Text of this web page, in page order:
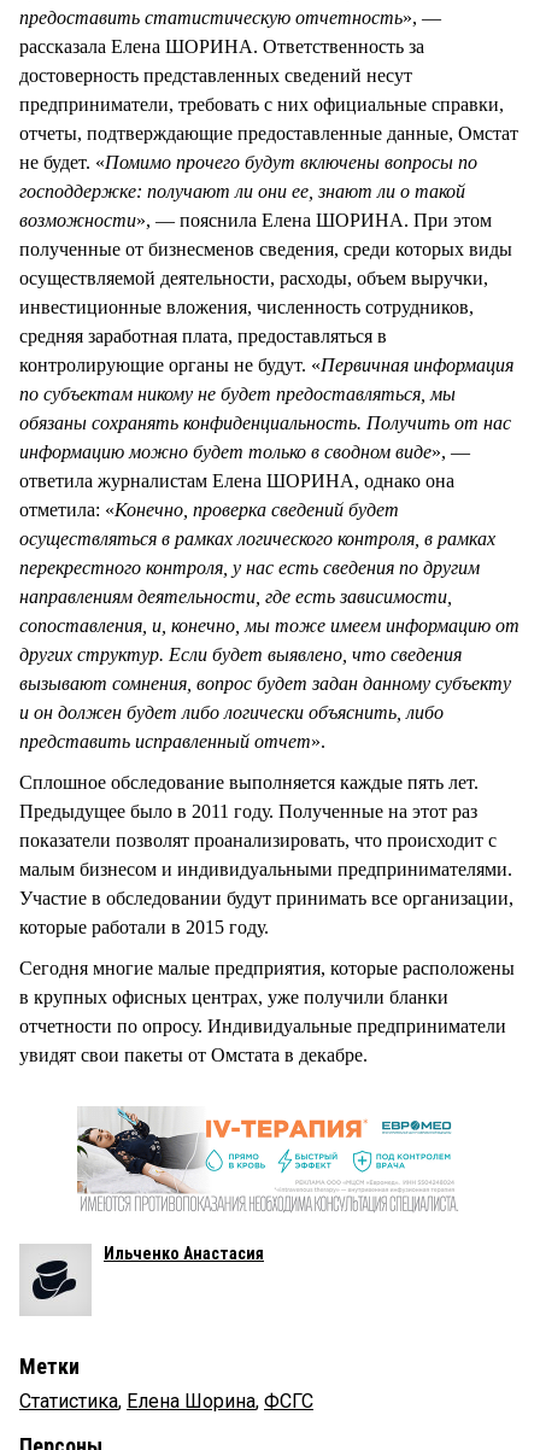
предоставить статистическую отчетность», —
рассказала Елена ШОРИНА. Ответственность за
достоверность представленных сведений несут
предприниматели, требовать с них официальные справки,
отчеты, подтверждающие предоставленные данные, Омстат
не будет. «Помимо прочего будут включены вопросы по
господдержке: получают ли они ее, знают ли о такой
возможности», — пояснила Елена ШОРИНА. При этом
полученные от бизнесменов сведения, среди которых виды
осуществляемой деятельности, расходы, объем выручки,
инвестиционные вложения, численность сотрудников,
средняя заработная плата, предоставляться в
контролирующие органы не будут. «Первичная информация
по субъектам никому не будет предоставляться, мы
обязаны сохранять конфиденциальность. Получить от нас
информацию можно будет только в сводном виде», —
ответила журналистам Елена ШОРИНА, однако она
отметила: «Конечно, проверка сведений будет
осуществляться в рамках логического контроля, в рамках
перекрестного контроля, у нас есть сведения по другим
направлениям деятельности, где есть зависимости,
сопоставления, и, конечно, мы тоже имеем информацию от
других структур. Если будет выявлено, что сведения
вызывают сомнения, вопрос будет задан данному субъекту
и он должен будет либо логически объяснить, либо
представить исправленный отчет».
Сплошное обследование выполняется каждые пять лет.
Предыдущее было в 2011 году. Полученные на этот раз
показатели позволят проанализировать, что происходит с
малым бизнесом и индивидуальными предпринимателями.
Участие в обследовании будут принимать все организации,
которые работали в 2015 году.
Сегодня многие малые предприятия, которые расположены
в крупных офисных центрах, уже получили бланки
отчетности по опросу. Индивидуальные предприниматели
увидят свои пакеты от Омстата в декабре.
Ильченко Анастасия
Метки
Статистика, Елена Шорина, ФСГС